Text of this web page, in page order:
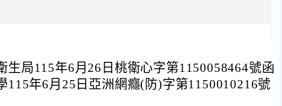
生局115年6月26日桃衛心字第1150058464號函
115年6月25日亞洲網癮(防)字第1150010216號